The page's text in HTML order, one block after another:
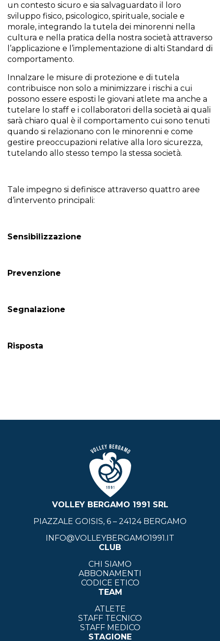
un contesto sicuro e sia salvaguardato il loro
sviluppo fisico, psicologico, spirituale, sociale e
morale, integrando la tutela dei minorenni nella
cultura e nella pratica della nostra società attraverso
l’applicazione e l’implementazione di alti Standard di
comportamento.
Innalzare le misure di protezione e di tutela
contribuisce non solo a minimizzare i rischi a cui
possono essere esposti le giovani atlete ma anche a
tutelare lo staff e i collaboratori della società ai quali
sarà chiaro qual è il comportamento cui sono tenuti
quando si relazionano con le minorenni e come
gestire preoccupazioni relative alla loro sicurezza,
tutelando allo stesso tempo la stessa società.
Tale impegno si definisce attraverso quattro aree
d’intervento principali:
Sensibilizzazione
Prevenzione
Segnalazione
Risposta
VOLLEY BERGAMO 1991 SRL
PIAZZALE GOISIS, 6 – 24124 BERGAMO
INFO@VOLLEYBERGAMO1991.IT
CLUB
CHI SIAMO
ABBONAMENTI
CODICE ETICO
TEAM
ATLETE
STAFF TECNICO
STAFF MEDICO
STAGIONE